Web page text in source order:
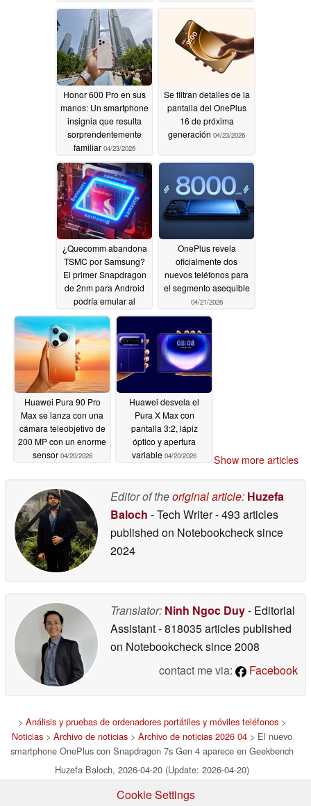
de color
Honor 600 Pro en sus
manos: Un smartphone
insignia que resulta
sorprendentemente
familiar 04/23/2026
Se filtran detalles de la
pantalla del OnePlus
16 de próxima
generación 04/23/2026
¿Quecomm abandona
TSMC por Samsung?
El primer Snapdragon
de 2nm para Android
podría emular al
Exynos04/22/2026
OnePlus revela
oficialmente dos
nuevos teléfonos para
el segmento asequible
04/21/2026
Huawei Pura 90 Pro
Max se lanza con una
cámara teleobjetivo de
200 MP con un enorme
sensor 04/20/2026
Huawei desvela el
Pura X Max con
pantalla 3:2, lápiz
óptico y apertura
variable 04/20/2026 Show more articles
Editor of theoriginal article: Huzefa
Baloch - Tech Writer- 493 articles
published on Notebookchecksince
2024
Translator: Ninh Ngoc Duy- Editorial
Assistant- 818035 articles published
on Notebookchecksince 2008
contact me via:
Facebook
> Análisis y pruebas de ordenadores portátiles y móviles teléfonos >
Noticias > Archivo de noticias > Archivo de noticias 2026 04 > El nuevo
smartphone OnePlus con Snapdragon 7s Gen 4 aparece en Geekbench
Huzefa Baloch, 2026-04-20 (Update: 2026-04-20)
Cookie Settings